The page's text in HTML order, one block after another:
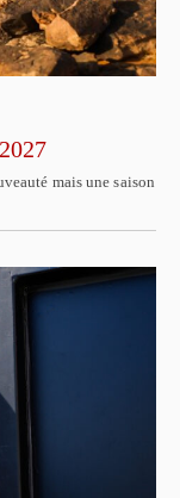
mais une saison